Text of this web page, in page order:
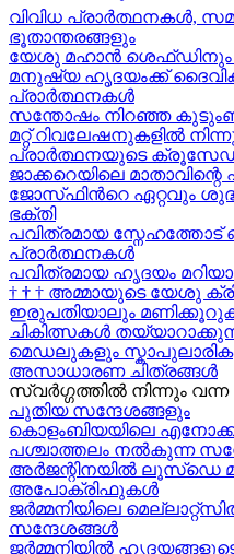
വിവിധ പ്രാർത്ഥനകൾ,
ഭൂതാന്തരങ്ങളും
യേശു മഹാന്‍ ശെഫ്ഡിനും
മനുഷ്യ ഹൃദയംക്ക്
പ്രാർത്ഥനകൾ
സന്തോഷം നിറഞ്ഞ
മറ്റ് റിവലേഷനുകളിൽ
പ്രാർത്ഥനയുടെ
ജാക്കറെയിലെ
ജോസ്‌ഫിന്‍റെ ഏറ്റവും
ഭക്തി
പവിത്രമായ സ്നേഹത്തോട്
പ്രാർത്ഥനകള്‍
പവിത്രമായ ഹൃദയം
† † † അമ്മായുടെ യേശു
ഇരുപതിയാലും
ചികിത്സകൾ
മെഡലുകളും
അസാധാരണ ചിത്രങ്ങൾ
സ്വര്‍ഗ്ഗത്തിൽ നിന്നും
പുതിയ സന്ദേശങ്ങളും
കൊളംബിയയിലെ
പശ്ചാത്തലം നൽകുന്ന
അർജന്റിനയിൽ ലൂസ്ഡെ
അപോക്രിഫുകള്‍
ജർമ്മനിയിലെ
സന്ദേശങ്ങൾ
ജർമ്മനിയിൽ